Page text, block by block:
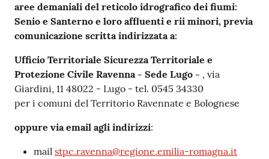
aree demaniali del reticolo idrografico dei fiumi:
Senio e Santerno e loro affluenti e rii minori, previa
comunicazione scritta indirizzata a:
Ufficio Territoriale Sicurezza Territoriale e
Protezione Civile Ravenna - Sede Lugo - , via
Giardini, 11 48022 - Lugo - tel. 0545 34330
per i comuni del Territorio Ravennate e Bolognese
oppure via email agli indirizzi:
mail stpc.ravenna@regione.emilia-romagna.it